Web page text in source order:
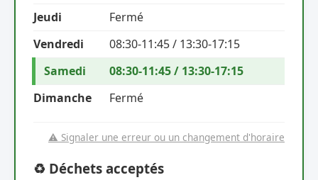
Jeudi
Fermé
Vendredi
08:30-11:45 / 13:30-17:15
Samedi
08:30-11:45 / 13:30-17:15
Dimanche
Fermé
⚠️ Signaler une erreur ou un changement d'horaire
♻️ Déchets acceptés